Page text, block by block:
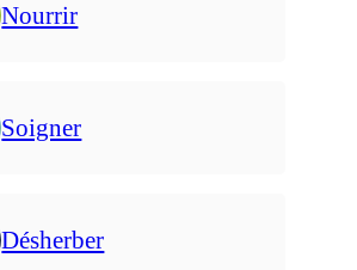
Nourrir
Soigner
Désherber